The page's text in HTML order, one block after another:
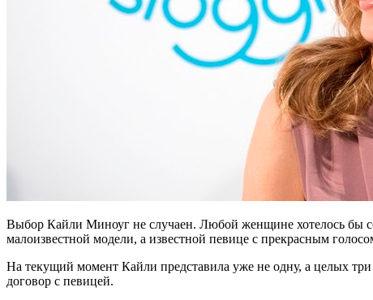
Выбор Кайли Миноуг не случаен. Любой женщине хотелось бы
малоизвестной модели, а известной певице с прекрасным
На текущий момент Кайли представила уже не одну, а целых
договор с певицей.